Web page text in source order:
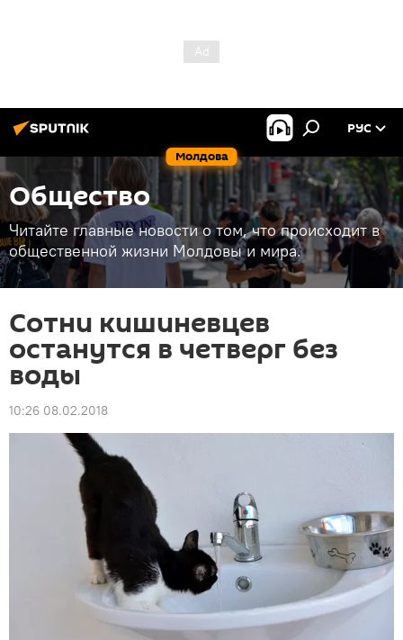
Молдова
РУС
Общество
Читайте главные новости о том, что происходит в
общественной жизни Молдовы и мира.
Сотни кишиневцев
останутся в четверг без
воды
10:26 08.02.2018